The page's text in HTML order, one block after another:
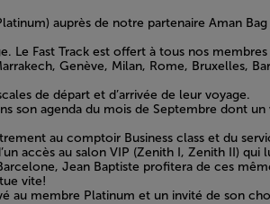
auprès de notre partenaire Aman Bag
Le Fast Track est offert à tous nos
Genève, Milan, Rome, Bruxelles,
de départ et d’arrivée de leur voyage.
son agenda du mois de Septembre dont
au comptoir Business class et du
accès au salon VIP (Zenith I, Zenith II)
Jean Baptiste profitera de ces
vite!
au membre Platinum et un invité de son